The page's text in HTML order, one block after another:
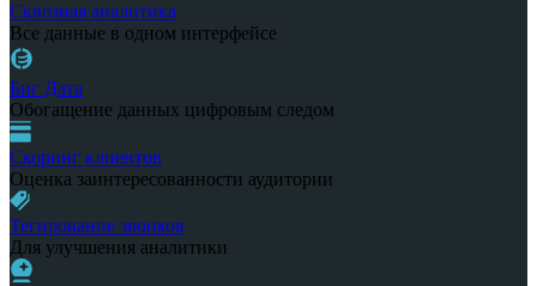
Сквозная аналитика
Все данные в одном интерфейсе
Биг Дата
Обогащение данных цифровым следом
Скоринг клиентов
Оценка заинтересованности аудитории
Тегирование звонков
Для улучшения аналитики